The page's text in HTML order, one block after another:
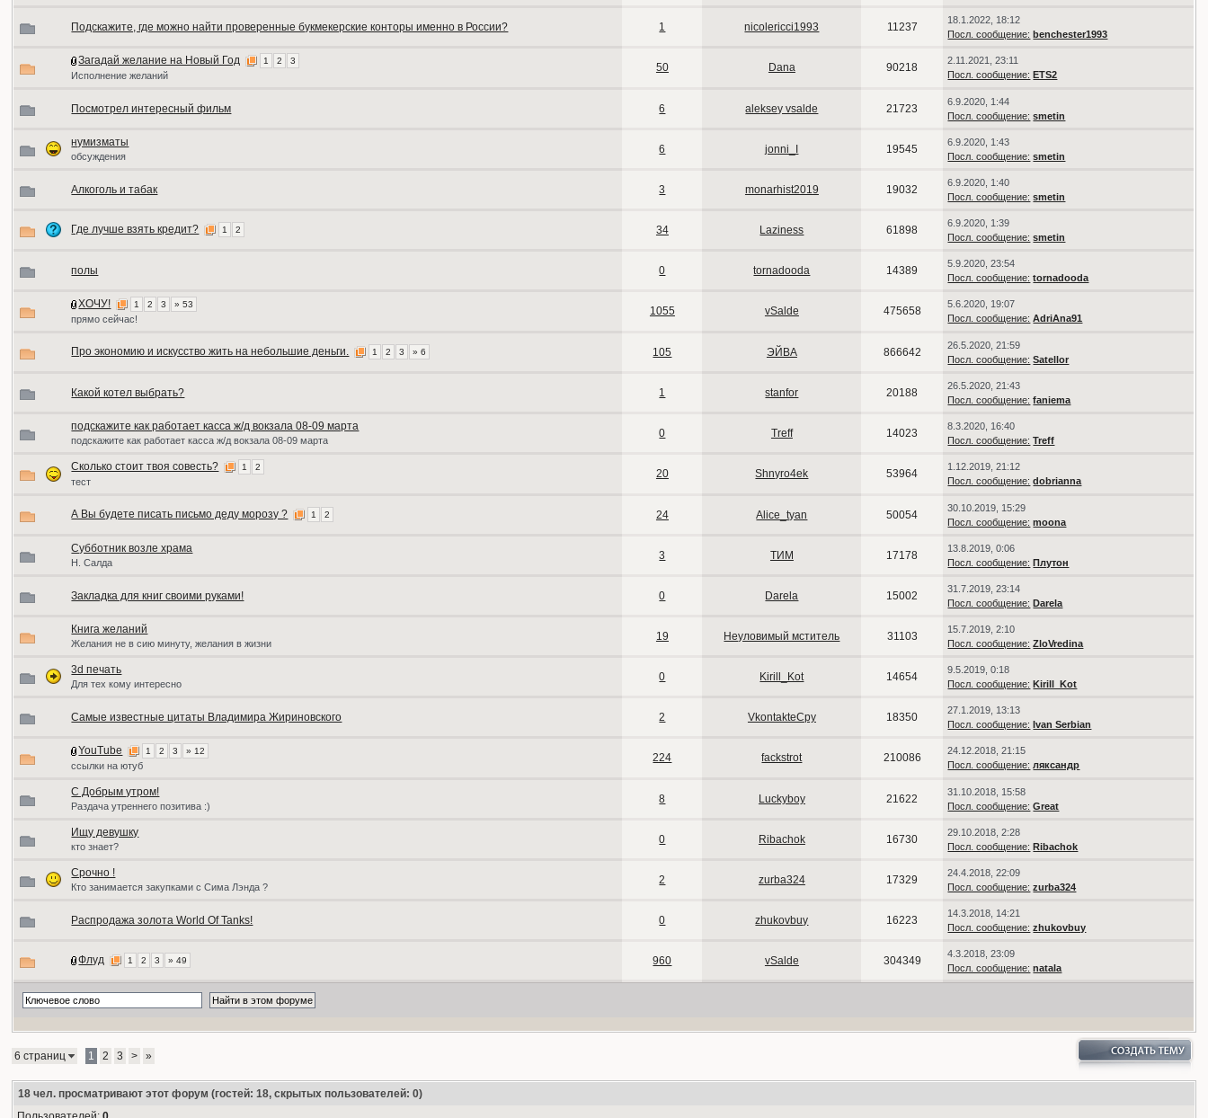
Подскажите, где можно найти проверенные букмекерские конторы именно в России? 1 nicolericci1993 11237
18.1.2022, 18:12
Посл. сообщение: benchester1993
Загадай желание на Новый Год 1 2 3
Исполнение желаний
50 Dana 90218
2.11.2021, 23:11
Посл. сообщение: ETS2
Посмотрел интересный фильм 6 aleksey vsalde 21723
6.9.2020, 1:44
Посл. сообщение: smetin
нумизматы
обсуждения
6 jonni_I 19545
6.9.2020, 1:43
Посл. сообщение: smetin
Алкоголь и табак 3 monarhist2019 19032
6.9.2020, 1:40
Посл. сообщение: smetin
Где лучше взять кредит? 1 2 34 Laziness 61898
6.9.2020, 1:39
Посл. сообщение: smetin
полы 0 tornadooda 14389
5.9.2020, 23:54
Посл. сообщение: tornadooda
ХОЧУ! 1 2 3 » 53
прямо сейчас!
1055 vSalde 475658
5.6.2020, 19:07
Посл. сообщение: AdriAna91
Про экономию и искусство жить на небольшие деньги. 1 2 3 » 6 105 ЭЙBA 866642
26.5.2020, 21:59
Посл. сообщение: Satellor
Какой котел выбрать? 1 stanfor 20188
26.5.2020, 21:43
Посл. сообщение: faniema
подскажите как работает касса ж/д вокзала 08-09 марта
подскажите как работает касса ж/д вокзала 08-09 марта
0 Treff 14023
8.3.2020, 16:40
Посл. сообщение: Treff
Сколько стоит твоя совесть? 1 2
тест
20 Shnyro4ek 53964
1.12.2019, 21:12
Посл. сообщение: dobrianna
А Вы будете писать письмо деду морозу ? 1 2 24 Alice_tyan 50054
30.10.2019, 15:29
Посл. сообщение: moona
Субботник возле храма
Н. Салда
3 ТИМ 17178
13.8.2019, 0:06
Посл. сообщение: Плутон
Закладка для книг своими руками! 0 Darela 15002
31.7.2019, 23:14
Посл. сообщение: Darela
Книга желаний
Желания не в сию минуту, желания в жизни
19 Неуловимый мститель 31103
15.7.2019, 2:10
Посл. сообщение: ZloVredina
3d печать
Для тех кому интересно
0 Kirill_Kot 14654
9.5.2019, 0:18
Посл. сообщение: Kirill_Kot
Самые известные цитаты Владимира Жириновского 2 VkontakteCpy 18350
27.1.2019, 13:13
Посл. сообщение: Ivаn Serbiаn
YouTube 1 2 3 » 12
ссылки на ютуб
224 fackstrot 210086
24.12.2018, 21:15
Посл. сообщение: ляксандр
С Добрым утром!
Раздача утреннего позитива :)
8 Luckyboy 21622
31.10.2018, 15:58
Посл. сообщение: Great
Ищу девушку
кто знает?
0 Ribachok 16730
29.10.2018, 2:28
Посл. сообщение: Ribachok
Срочно !
Кто занимается закупками с Сима Лэнда ?
2 zurba324 17329
24.4.2018, 22:09
Посл. сообщение: zurba324
Распродажа золота World Of Tanks! 0 zhukovbuy 16223
14.3.2018, 14:21
Посл. сообщение: zhukovbuy
Флуд 1 2 3 » 49 960 vSalde 304349
4.3.2018, 23:09
Посл. сообщение: natala
6 страниц 1 2 3 > »
18 чел. просматривают этот форум (гостей: 18, скрытых пользователей: 0)